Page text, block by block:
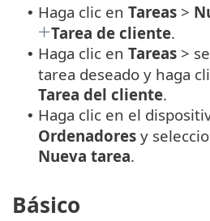
• Haga clic en Tareas >
Tarea de cliente.
• Haga clic en Tareas >
tarea deseado y haga
Tarea del cliente.
• Haga clic en el
Ordenadores y
Nueva tarea.
Básico